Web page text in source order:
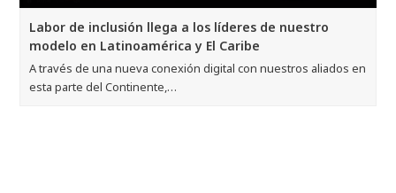
Labor de inclusión llega a los líderes de nuestro
modelo en Latinoamérica y El Caribe
A través de una nueva conexión digital con nuestros aliados en
esta parte del Continente,…